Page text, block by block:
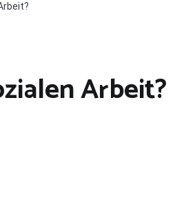
Arbeit?